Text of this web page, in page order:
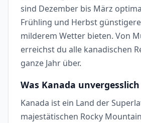
sind Dezember bis März
Frühling und Herbst
milderem Wetter bieten. Von
erreichst du alle kanadischen
ganze Jahr über.
Was Kanada
Kanada ist ein Land der
majestätischen Rocky